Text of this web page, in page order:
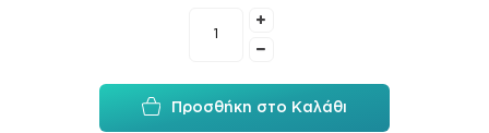
Προσθήκη στο Καλάθι